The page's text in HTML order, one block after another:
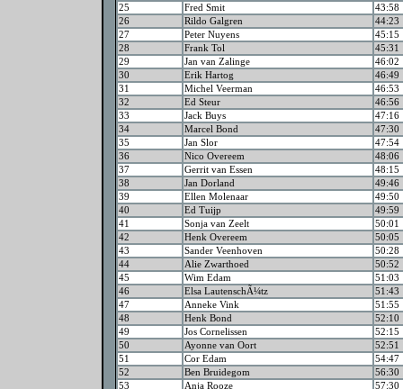
25
Fred Smit
43:58
26
Rildo Galgren
44:23
27
Peter Nuyens
45:15
28
Frank Tol
45:31
29
Jan van Zalinge
46:02
30
Erik Hartog
46:49
31
Michel Veerman
46:53
32
Ed Steur
46:56
33
Jack Buys
47:16
34
Marcel Bond
47:30
35
Jan Slor
47:54
36
Nico Overeem
48:06
37
Gerrit van Essen
48:15
38
Jan Dorland
49:46
39
Ellen Molenaar
49:50
40
Ed Tuijp
49:59
41
Sonja van Zeelt
50:01
42
Henk Overeem
50:05
43
Sander Veenhoven
50:28
44
Alie Zwarthoed
50:52
45
Wim Edam
51:03
46
Elsa LautenschÃ¼tz
51:43
47
Anneke Vink
51:55
48
Henk Bond
52:10
49
Jos Cornelissen
52:15
50
Ayonne van Oort
52:51
51
Cor Edam
54:47
52
Ben Bruidegom
56:30
53
Anja Rooze
57:30